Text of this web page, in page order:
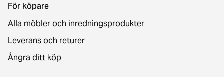
För köpare
Alla möbler och inredningsprodukter
Leverans och returer
Ångra ditt köp